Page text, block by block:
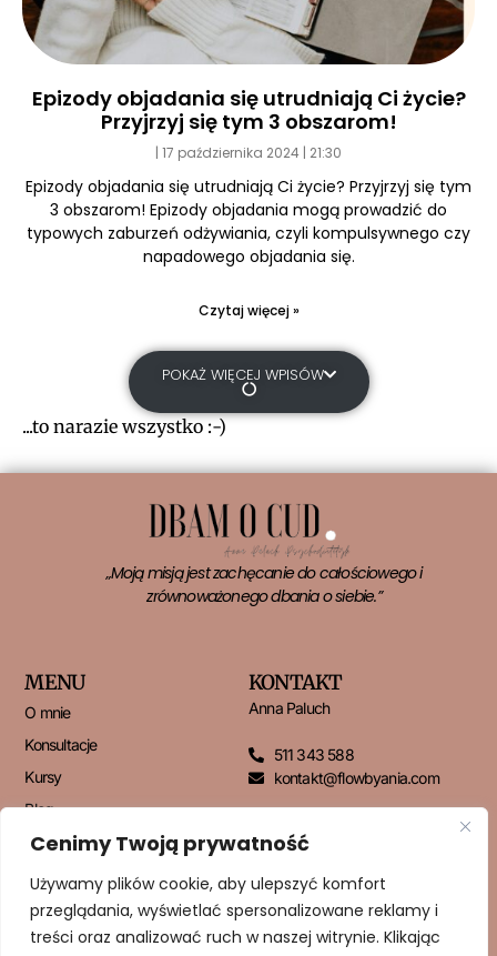
Cenimy Twoją prywatność
Używamy plików cookie, aby ulepszyć komfort
przeglądania, wyświetlać spersonalizowane reklamy i
treści oraz analizować ruch w naszej witrynie. Klikając
Epizody objadania się utrudniają Ci życie?
Przyjrzyj się tym 3 obszarom!
17 października 2024 21:30
Epizody objadania się utrudniają Ci życie? Przyjrzyj się tym
3 obszarom! Epizody objadania mogą prowadzić do
typowych zaburzeń odżywiania, czyli kompulsywnego czy
napadowego objadania się.
Czytaj więcej »
POKAŻ WIĘCEJ WPISÓW
...to narazie wszystko :-)
„Moją misją jest zachęcanie do całościowego i
zrównoważonego dbania o siebie.”
MENU
O mnie
Konsultacje
Kursy
Blog
Kontakt
KONTAKT
Anna Paluch
511 343 588
kontakt@flowbyania.com
NEWSLETTER